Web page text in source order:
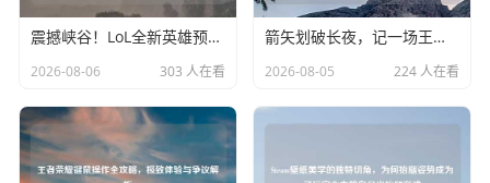
震撼峡谷！LoL全新英雄预告深度解析，诺克萨斯女皇的降临与版本变革lol全新英雄预告在哪看
2026-08-06 303 人在看
箭矢划破长夜，记一场王者荣耀后羿的巅峰对决王者后羿2026战斗视频
2026-08-05 224 人在看